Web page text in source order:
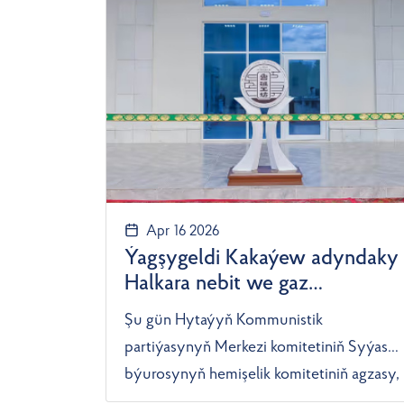
toparlaýyn we şahsy hasapda geçirildi.
Apr 16 2026
Ýagşygeldi Kakaýew adyndaky
Halkara nebit we gaz
uniwersitetinde Lu Ban
ussahanasy açyldy
Şu gün Hytaýyň Kommunistik
partiýasynyň Merkezi komitetiniň Syýasy
býurosynyň hemişelik komitetiniň agzasy,